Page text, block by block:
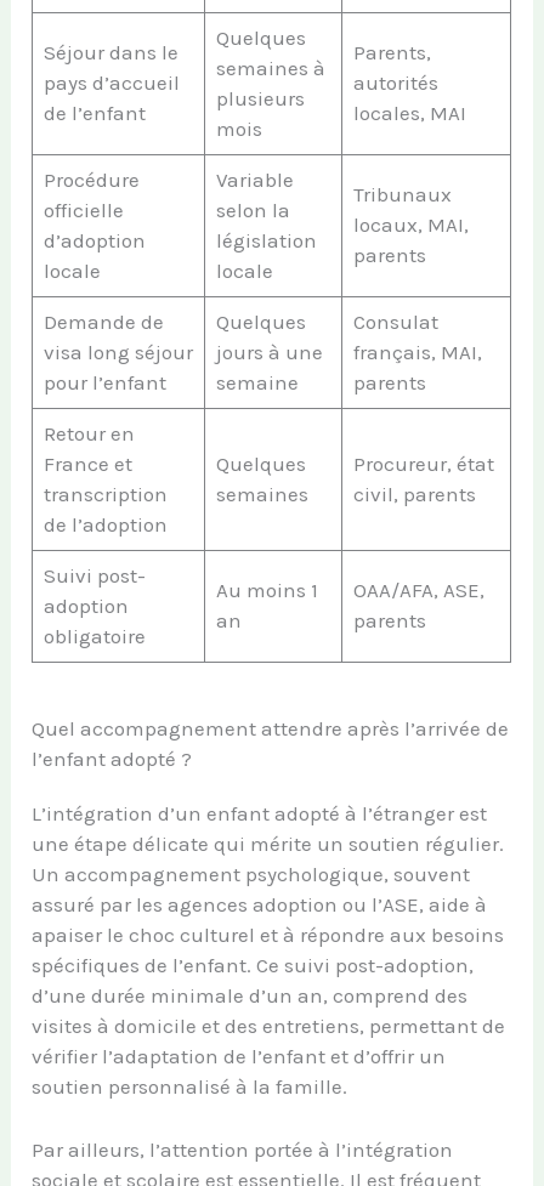
Séjour dans le
pays d’accueil
de l’enfant
Quelques
semaines à
plusieurs
mois
Parents,
autorités
locales, MAI
Procédure
officielle
d’adoption
locale
Variable
selon la
législation
locale
Tribunaux
locaux, MAI,
parents
Demande de
visa long séjour
pour l’enfant
Quelques
jours à une
semaine
Consulat
français, MAI,
parents
Retour en
France et
transcription
de l’adoption
Quelques
semaines
Procureur, état
civil, parents
Suivi post-
adoption
obligatoire
Au moins 1
an
OAA/AFA, ASE,
parents
Quel accompagnement attendre après l’arrivée de
l’enfant adopté ?
L’intégration d’un enfant adopté à l’étranger est
une étape délicate qui mérite un soutien régulier.
Un accompagnement psychologique, souvent
assuré par les agences adoption ou l’ASE, aide à
apaiser le choc culturel et à répondre aux besoins
spécifiques de l’enfant. Ce suivi post-adoption,
d’une durée minimale d’un an, comprend des
visites à domicile et des entretiens, permettant de
vérifier l’adaptation de l’enfant et d’offrir un
soutien personnalisé à la famille.
Par ailleurs, l’attention portée à l’intégration
sociale et scolaire est essentielle. Il est fréquent